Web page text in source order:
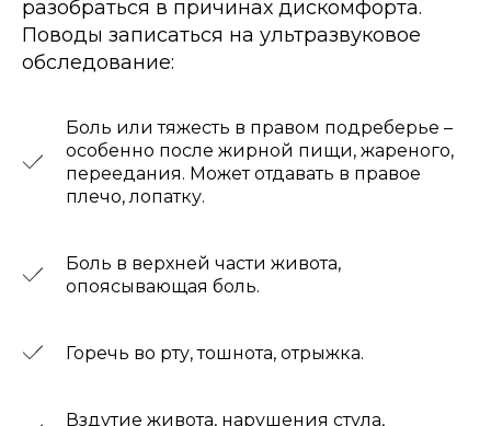
разобраться в причинах дискомфорта.
Поводы записаться на ультразвуковое
обследование:
Боль или тяжесть в правом подреберье –
особенно после жирной пищи, жареного,
переедания. Может отдавать в правое
плечо, лопатку.
Боль в верхней части живота,
опоясывающая боль.
Горечь во рту, тошнота, отрыжка.
Вздутие живота, нарушения стула,